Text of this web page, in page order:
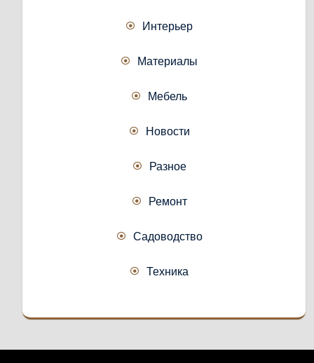
Интерьер
Материалы
Мебель
Новости
Разное
Ремонт
Садоводство
Техника